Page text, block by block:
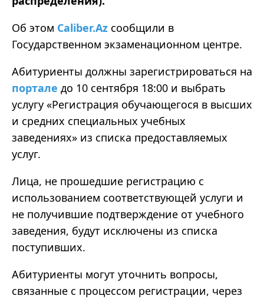
Об этом Caliber.Az сообщили в
Государственном экзаменационном центре.
Абитуриенты должны зарегистрироваться на
портале до 10 сентября 18:00 и выбрать
услугу «Регистрация обучающегося в высших
и средних специальных учебных
заведениях» из списка предоставляемых
услуг.
Лица, не прошедшие регистрацию с
использованием соответствующей услуги и
не получившие подтверждение от учебного
заведения, будут исключены из списка
поступивших.
Абитуриенты могут уточнить вопросы,
связанные с процессом регистрации, через